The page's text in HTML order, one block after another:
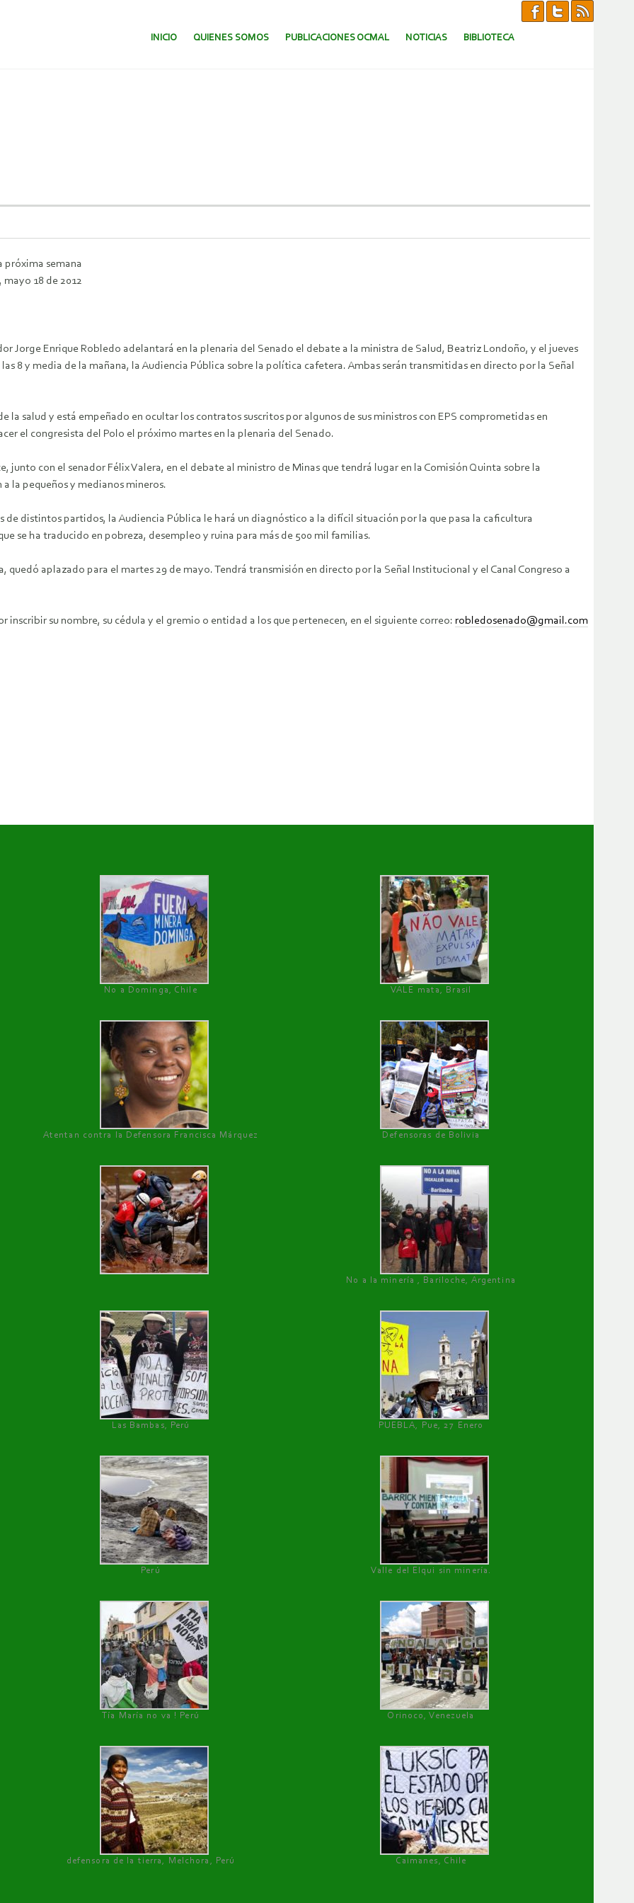
SALTAR AL CONTENIDO.
INICIO QUIENES SOMOS PUBLICACIONES OCMAL NOTICIAS BIBLIOTECA
próxima semana
18 de 2012
Jorge Enrique Robledo adelantará en la plenaria del Senado el debate a la ministra de Salud, Beatriz Londoño, y el jueves
8 y media de la mañana, la Audiencia Pública sobre la política cafetera. Ambas serán transmitidas en directo por la Señal
la salud y está empeñado en ocultar los contratos suscritos por algunos de sus ministros con EPS comprometidas en
el congresista del Polo el próximo martes en la plenaria del Senado.
junto con el senador Félix Valera, en el debate al ministro de Minas que tendrá lugar en la Comisión Quinta sobre la
la pequeños y medianos mineros.
de distintos partidos, la Audiencia Pública le hará un diagnóstico a la difícil situación por la que pasa la caficultura
se ha traducido en pobreza, desempleo y ruina para más de 500 mil familias.
aplazado para el martes 29 de mayo. Tendrá transmisión en directo por la Señal Institucional y el Canal Congreso a
inscribir su nombre, su cédula y el gremio o entidad a los que pertenecen, en el siguiente correo: robledosenado@gmail.com
No a Dominga, Chile
VALE mata, Brasil
Atentan contra la Defensora Francisca Márquez Defensoras de Bolivia
No a la minería , Bariloche, Argentina
Las Bambas, Perú PUEBLA, Pue, 27 Enero
Perú Valle del Elqui sin minería.
Tía María no va ! Perú Orinoco, Venezuela
defensora de la tierra, Melchora, Perú Caimanes, Chile